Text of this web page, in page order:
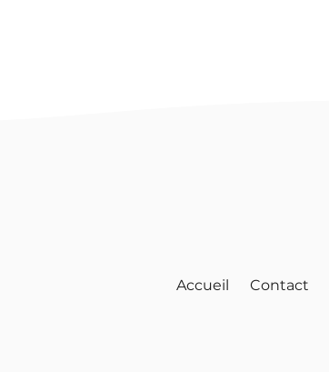
Accueil Contact